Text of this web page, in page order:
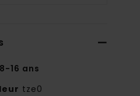
16 ans
tze0